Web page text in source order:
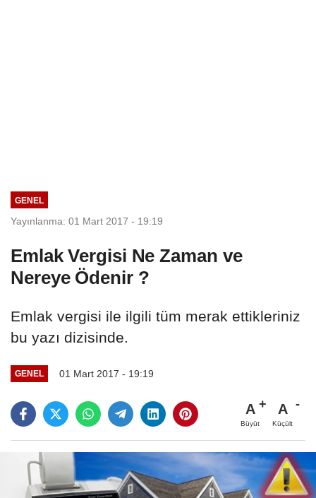
GENEL
Yayınlanma: 01 Mart 2017 - 19:19
Emlak Vergisi Ne Zaman ve
Nereye Ödenir ?
Emlak vergisi ile ilgili tüm merak ettikleriniz
bu yazı dizisinde.
GENEL 01 Mart 2017 - 19:19
A
Büyüt
A
Küçült